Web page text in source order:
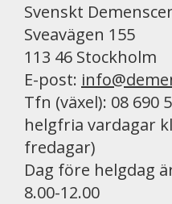
Svenskt
Sveavägen 155
113 46 Stockholm
E-post:
Tfn (växel): 08 690
helgfria vardagar
fredagar)
Dag före helgdag
8.00-12.00